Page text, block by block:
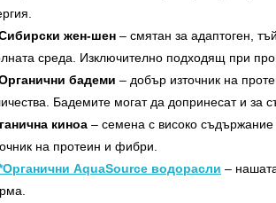
жен-шен – смятан за адаптоген,
среда. Изключително подходящ при
бадеми – добър източник на
Бадемите могат да допринесат и за
киноа – семена с високо
на протеин и фибри.
AquaSource водорасли –